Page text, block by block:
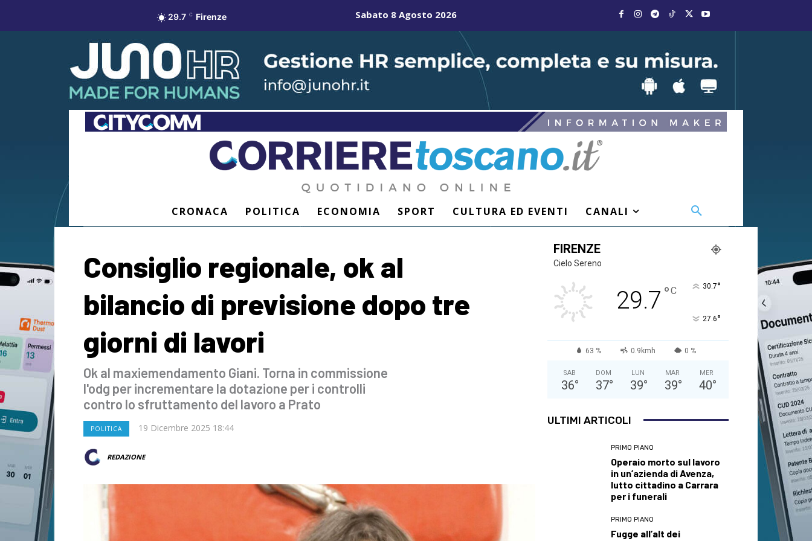
29.7 C Firenze Sabato 8 Agosto 2026
CRONACA POLITICA ECONOMIA SPORT CULTURA ED EVENTI CANALI
Consiglio regionale, ok al
bilancio di previsione dopo tre
giorni di lavori
Ok al maxiemendamento Giani. Torna in commissione
l'odg per incrementare la dotazione per i controlli
contro lo sfruttamento del lavoro a Prato
POLITICA 19 Dicembre 2025 18:44
REDAZIONE
FIRENZE
Cielo Sereno
29.7 °C 30.7°
27.6°
63 % 0.9kmh 0 %
SAB
36°
DOM
37°
LUN
39°
MAR
39°
MER
40°
ULTIMI ARTICOLI
PRIMO PIANO
Operaio morto sul lavoro
in un’azienda di Avenza,
lutto cittadino a Carrara
per i funerali
PRIMO PIANO
Fugge all’alt dei